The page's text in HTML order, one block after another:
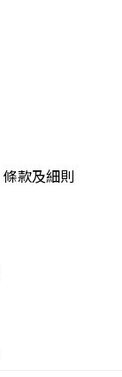
條款及細則